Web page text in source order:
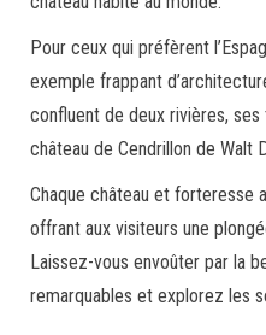
Pour ceux qui préfèrent
exemple frappant
confluent de deux rivières,
château de Cendrillon de Walt
Chaque château et forteresse
offrant aux visiteurs une
Laissez-vous envoûter par la
remarquables et explorez les